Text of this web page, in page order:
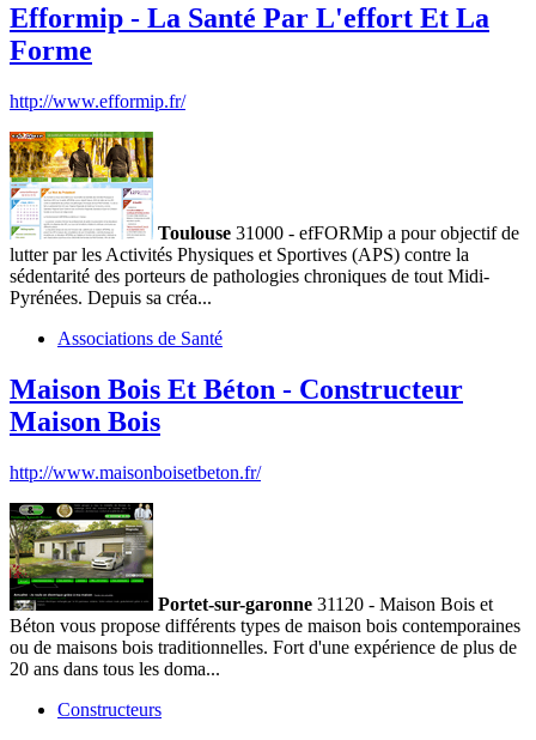
Efformip - La Santé Par L'effort Et La
Forme
http://www.efformip.fr/
Toulouse 31000 - efFORMip a pour objectif de
lutter par les Activités Physiques et Sportives (APS) contre la
sédentarité des porteurs de pathologies chroniques de tout Midi-
Pyrénées. Depuis sa créa...
Associations de Santé
Maison Bois Et Béton - Constructeur
Maison Bois
http://www.maisonboisetbeton.fr/
Portet-sur-garonne 31120 - Maison Bois et
Béton vous propose différents types de maison bois contemporaines
ou de maisons bois traditionnelles. Fort d'une expérience de plus de
20 ans dans tous les doma...
Constructeurs